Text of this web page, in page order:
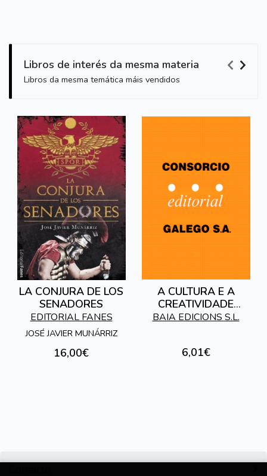
Libros de interés da mesma materia
Libros da mesma temática máis vendidos
LA CONJURA DE LOS
SENADORES
EDITORIAL FANES
JOSÉ JAVIER MUNÁRRIZ
16,00€
A CULTURA E A
CREATIVIDADE
GALEGAS DE CARA
BAIA EDICIONS S.L.
6,01€